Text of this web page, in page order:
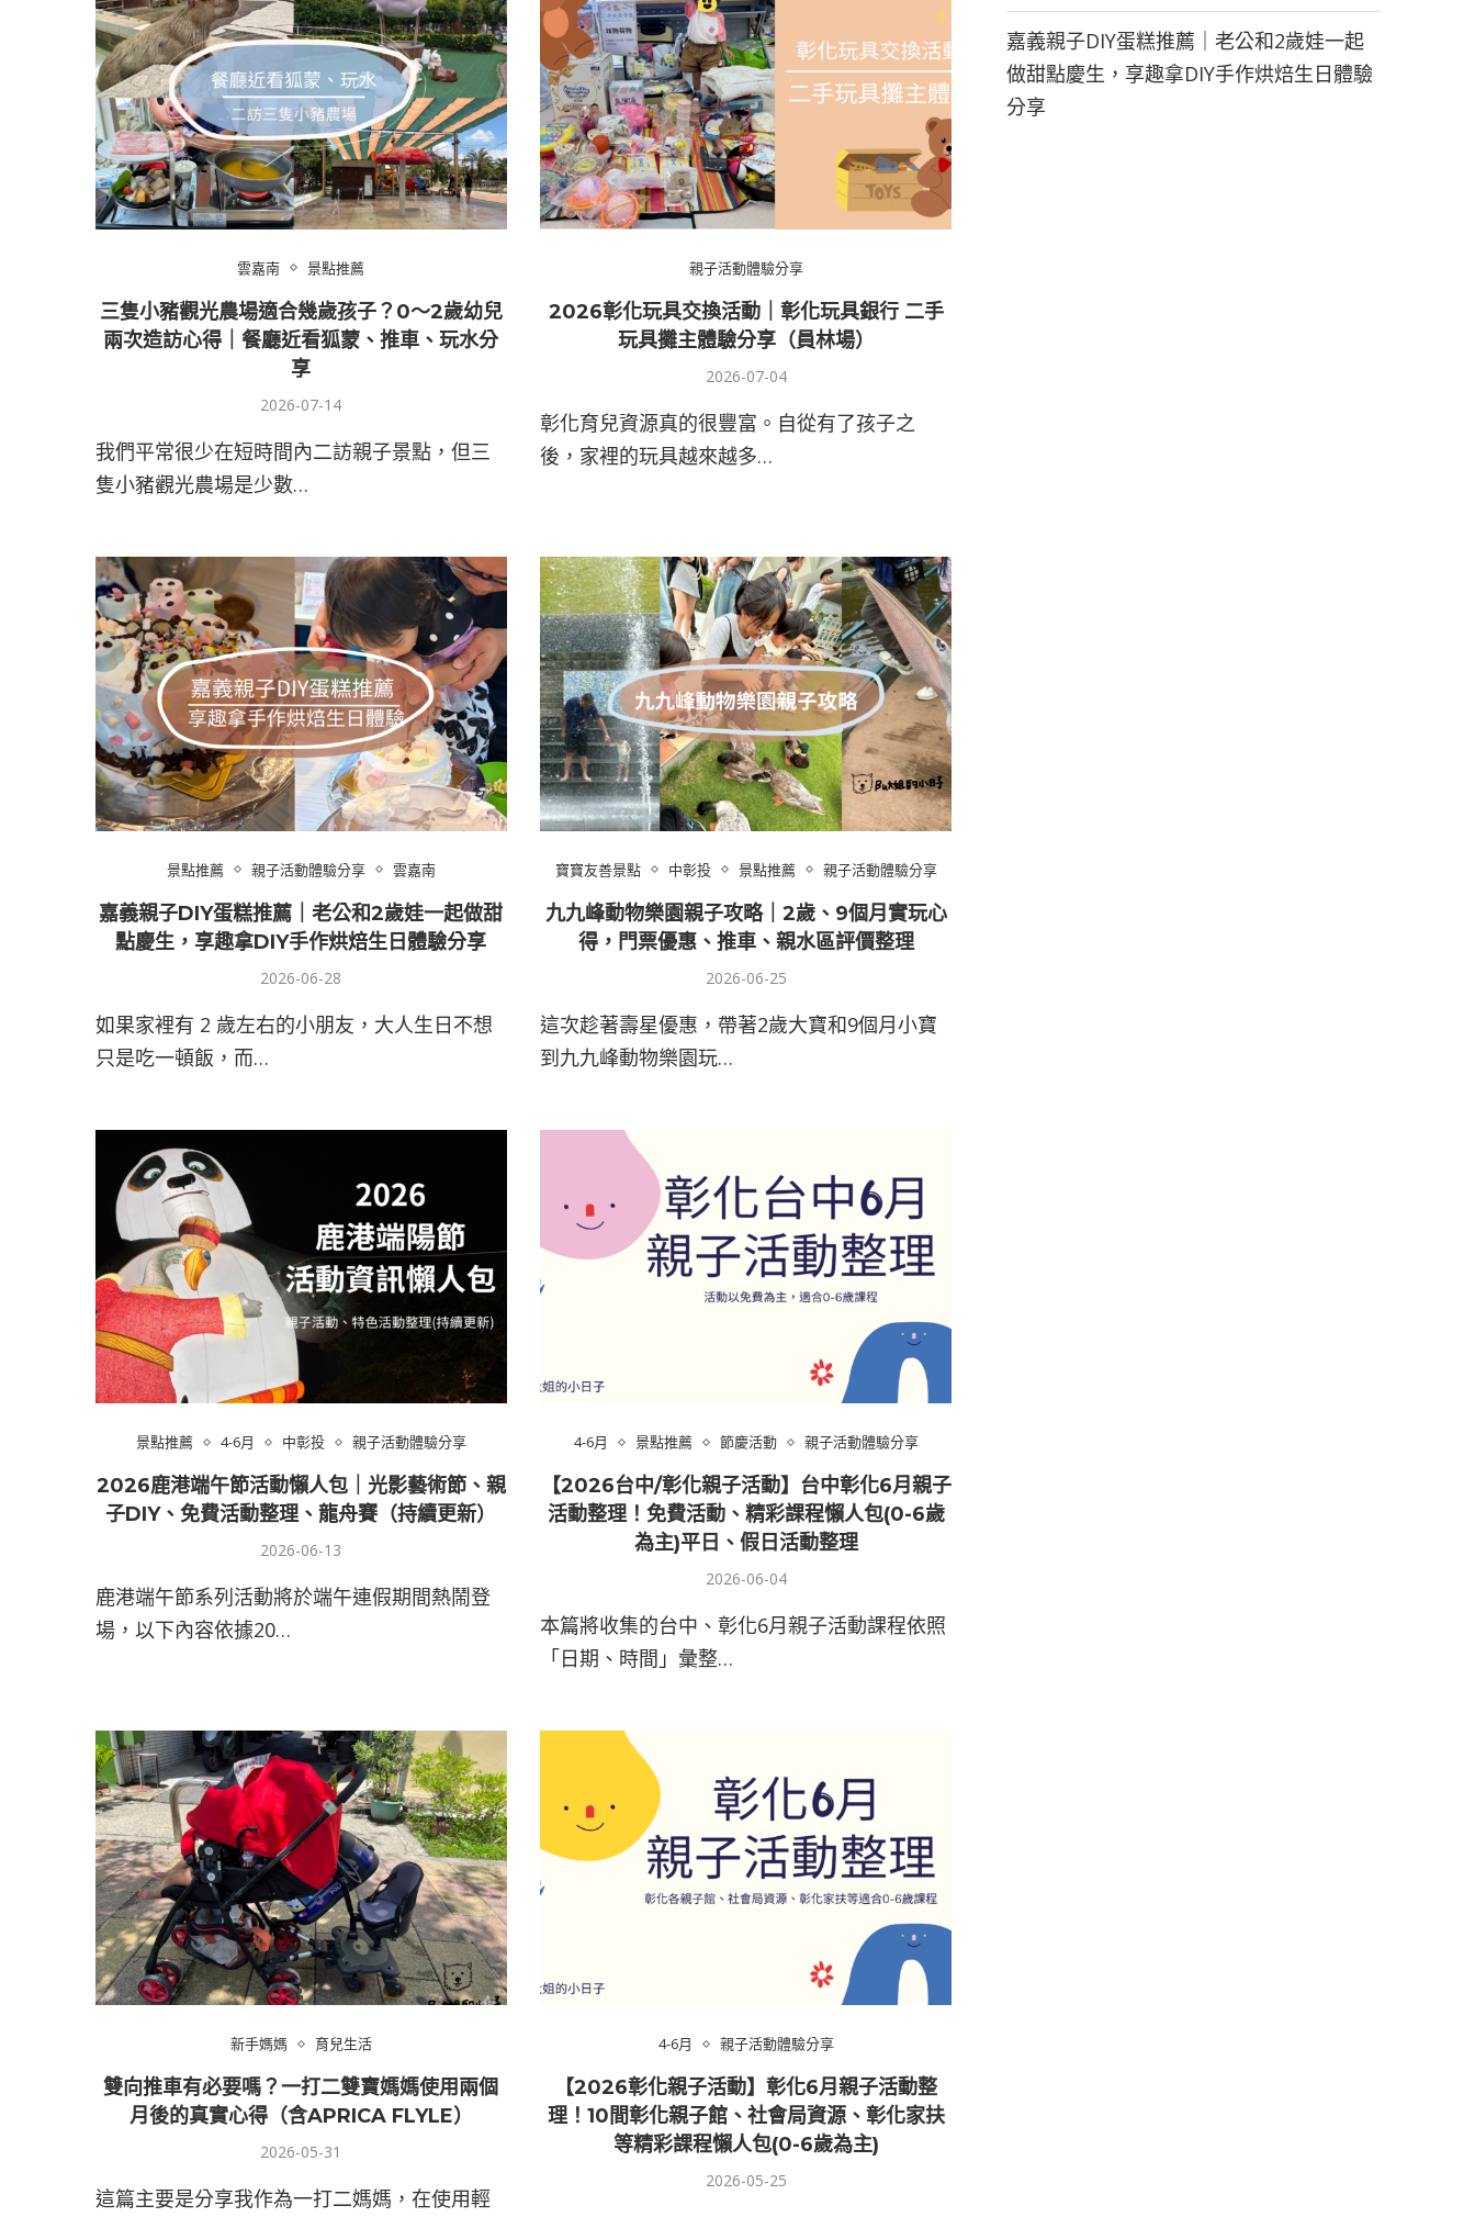
雲嘉南 景點推薦
三隻小豬觀光農場適合幾歲孩子？0～2歲幼兒
兩次造訪心得｜餐廳近看狐蒙、推車、玩水分
享
2026-07-14
我們平常很少在短時間內二訪親子景點，但三
隻小豬觀光農場是少數…
親子活動體驗分享
2026彰化玩具交換活動｜彰化玩具銀行 二手
玩具攤主體驗分享（員林場）
2026-07-04
彰化育兒資源真的很豐富。自從有了孩子之
後，家裡的玩具越來越多…
景點推薦 親子活動體驗分享 雲嘉南
嘉義親子DIY蛋糕推薦｜老公和2歲娃一起做甜
點慶生，享趣拿DIY手作烘焙生日體驗分享
2026-06-28
如果家裡有 2 歲左右的小朋友，大人生日不想
只是吃一頓飯，而…
寶寶友善景點 中彰投 景點推薦 親子活動體驗分享
九九峰動物樂園親子攻略｜2歲、9個月實玩心
得，門票優惠、推車、親水區評價整理
2026-06-25
這次趁著壽星優惠，帶著2歲大寶和9個月小寶
到九九峰動物樂園玩…
景點推薦 4-6月 中彰投 親子活動體驗分享
2026鹿港端午節活動懶人包｜光影藝術節、親
子DIY、免費活動整理、龍舟賽（持續更新）
2026-06-13
鹿港端午節系列活動將於端午連假期間熱鬧登
場，以下內容依據20…
4-6月 景點推薦 節慶活動 親子活動體驗分享
【2026台中/彰化親子活動】台中彰化6月親子
活動整理！免費活動、精彩課程懶人包(0-6歲
為主)平日、假日活動整理
2026-06-04
本篇將收集的台中、彰化6月親子活動課程依照
「日期、時間」彙整…
新手媽媽 育兒生活
雙向推車有必要嗎？一打二雙寶媽媽使用兩個
月後的真實心得（含APRICA FLYLE）
2026-05-31
這篇主要是分享我作為一打二媽媽，在使用輕
4-6月 親子活動體驗分享
【2026彰化親子活動】彰化6月親子活動整
理！10間彰化親子館、社會局資源、彰化家扶
等精彩課程懶人包(0-6歲為主)
2026-05-25
嘉義親子DIY蛋糕推薦｜老公和2歲娃一起
做甜點慶生，享趣拿DIY手作烘焙生日體驗
分享